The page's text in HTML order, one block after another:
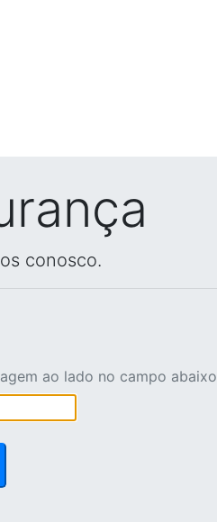
conosco.
ao lado no campo abaixo